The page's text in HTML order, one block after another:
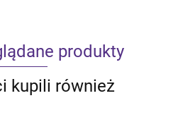
produkty
kupili również